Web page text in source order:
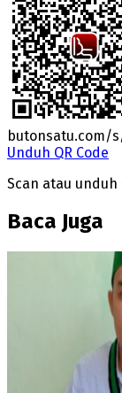
butonsatu.com/
Unduh QR Code
Scan atau
Baca Juga